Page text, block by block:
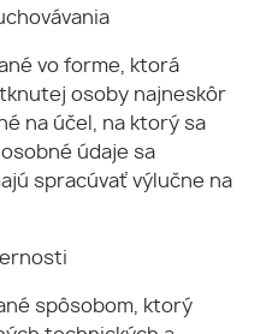
vo forme, ktorá
osoby najneskôr
na účel, na ktorý sa
údaje sa
spracúvať výlučne na
spôsobom, ktorý